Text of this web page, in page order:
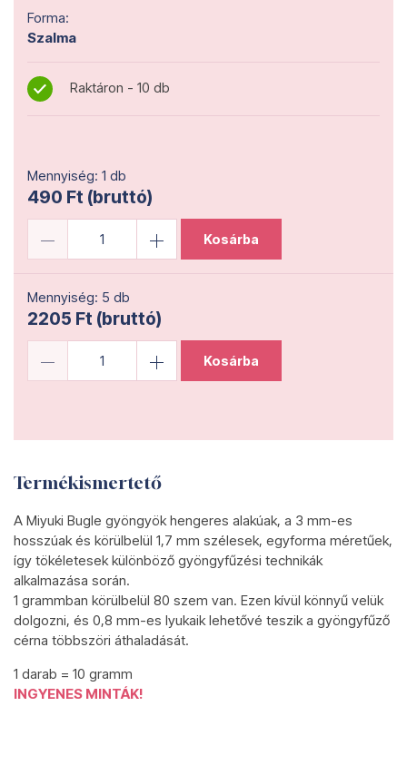
Forma:
Szalma
Raktáron - 10 db
Mennyiség: 1 db
490 Ft (bruttó)
Kosárba
Mennyiség: 5 db
2205 Ft (bruttó)
Kosárba
Termékismertető
A Miyuki Bugle gyöngyök hengeres alakúak, a 3 mm-es
hosszúak és körülbelül 1,7 mm szélesek, egyforma méretűek,
így tökéletesek különböző gyöngyfűzési technikák
alkalmazása során.
1 grammban körülbelül 80 szem van. Ezen kívül könnyű velük
dolgozni, és 0,8 mm-es lyukaik lehetővé teszik a gyöngyfűző
cérna többszöri áthaladását.
1 darab = 10 gramm
INGYENES MINTÁK!